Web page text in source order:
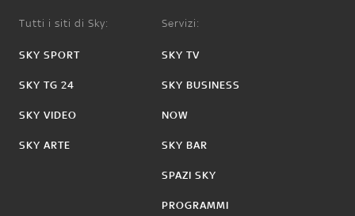
Tutti i siti di Sky:
SKY SPORT
SKY TG 24
SKY VIDEO
SKY ARTE
Servizi:
SKY TV
SKY BUSINESS
NOW
SKY BAR
SPAZI SKY
PROGRAMMI